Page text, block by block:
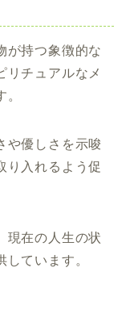
が持つ象徴的な
リチュアルなメ
や優しさを示唆
り入れるよう促
現在の人生の状
ています。